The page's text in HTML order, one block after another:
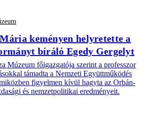
keményen helyretette a
bíráló Egedy Gergelyt
Múzeum főigazgatója szerint a professzor
támadta a Nemzeti Együttműködés
figyelmen kívül hagyta az Orbán-
és nemzetpolitikai eredményeit.